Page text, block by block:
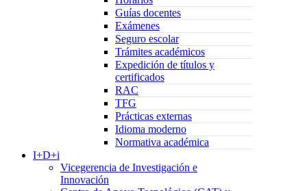
Guías docentes
Exámenes
Seguro escolar
Trámites académicos
Expedición de títulos y
certificados
RAC
TFG
Prácticas externas
Idioma moderno
Normativa académica
I+D+i
Vicegerencia de Investigación e
Innovación